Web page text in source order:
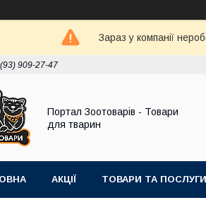
Зараз у компанії
909-27-47
Портал Зоотоварів - Товари
для тварин
АКЦІЇ ТОВАРИ ТА ПОСЛУГИ